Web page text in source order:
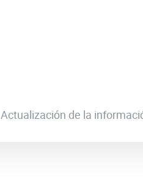
Actualización de la